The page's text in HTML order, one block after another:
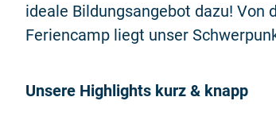
ideale Bildungsangebot dazu!
Feriencamp liegt unser
Unsere Highlights kurz & knapp